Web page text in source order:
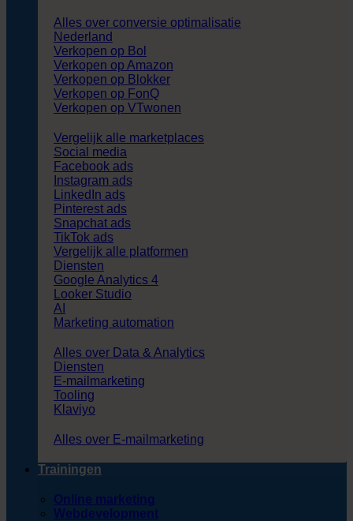
Alles over conversie optimalisatie
Nederland
Verkopen op Bol
Verkopen op Amazon
Verkopen op Blokker
Verkopen op FonQ
Verkopen op VTwonen
Vergelijk alle marketplaces
Social media
Facebook ads
Instagram ads
LinkedIn ads
Pinterest ads
Snapchat ads
TikTok ads
Vergelijk alle platformen
Diensten
Google Analytics 4
Looker Studio
AI
Marketing automation
Alles over Data & Analytics
Diensten
E-mailmarketing
Tooling
Klaviyo
Alles over E-mailmarketing
Trainingen
Online marketing
Webdevelopment